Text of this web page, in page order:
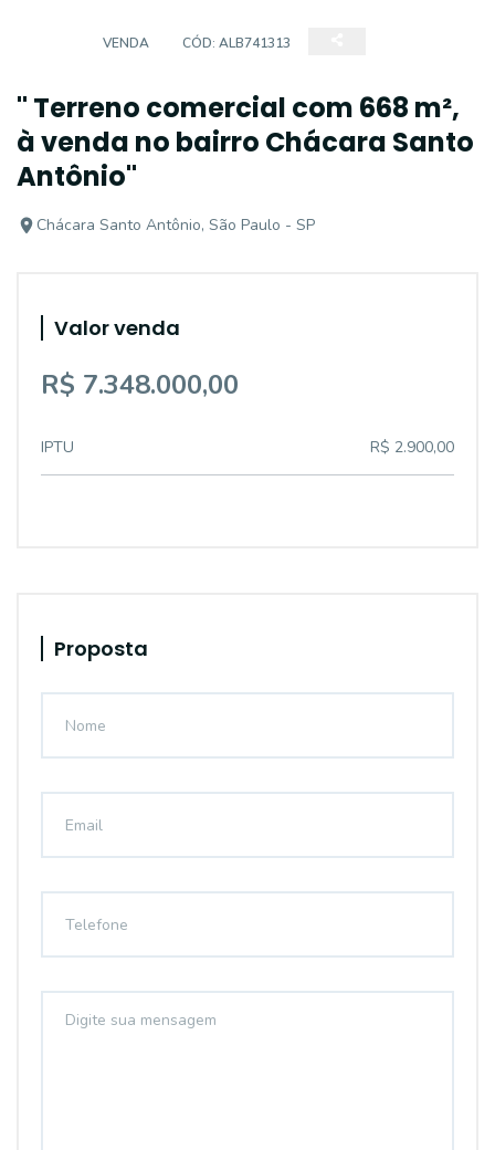
VENDA CÓD: ALB741313
" Terreno comercial com 668 m²,
à venda no bairro Chácara Santo
Antônio"
Chácara Santo Antônio, São Paulo - SP
Valor venda
R$ 7.348.000,00
IPTU R$ 2.900,00
Proposta